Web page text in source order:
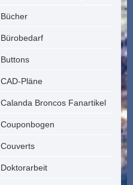
Bücher
Bürobedarf
Buttons
CAD-Pläne
Calanda Broncos Fanartikel
Couponbogen
Couverts
Doktorarbeit